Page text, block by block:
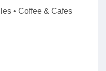
• Coffee & Cafes